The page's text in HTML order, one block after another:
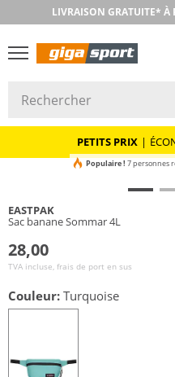
LIVRAISON GRATUITE* À
RETOUR
PETITS PRIX |
Populaire ! 7 personnes
EASTPAK
Sac banane Sommar 4L
28,00
TVA incluse, frais de port en sus
Couleur: Turquoise